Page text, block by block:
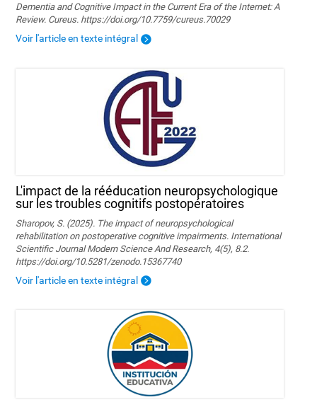
Dementia and Cognitive Impact in the Current Era of the Internet: A
Review. Cureus. https://doi.org/10.7759/cureus.70029
Voir l'article en texte intégral
L'impact de la rééducation neuropsychologique
sur les troubles cognitifs postopératoires
Sharopov, S. (2025). The impact of neuropsychological
rehabilitation on postoperative cognitive impairments. International
Scientific Journal Modern Science And Research, 4(5), 8.2.
https://doi.org/10.5281/zenodo.15367740
Voir l'article en texte intégral